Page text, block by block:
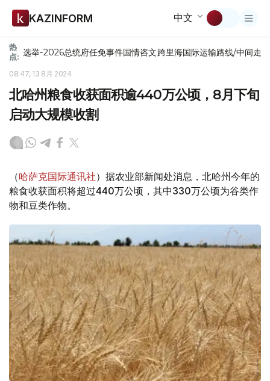
KAZINFORM 中文
热
点: 选举-2026总统府任免事件国情咨文跨里海国际运输路线/中间走廊
08:47, 13 8月 2024
北哈州粮食收获面积逾440万公顷，8月下旬
启动大规模收割
（哈萨克国际通讯社）据农业部新闻处消息，北哈州今年的
粮食收获面积将超过440万公顷，其中330万公顷为谷类作
物和豆类作物。